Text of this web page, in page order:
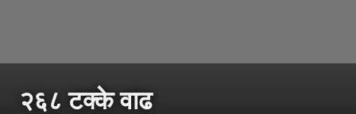
२६८ टक्के वाढ